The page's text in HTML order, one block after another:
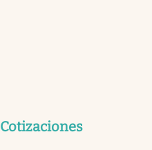
Cotizaciones